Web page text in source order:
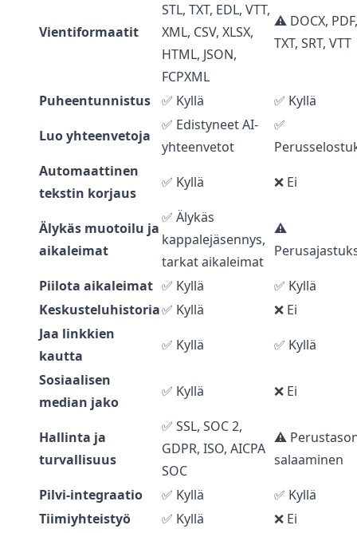
Vientiformaatit
STL, TXT, EDL, VTT,
XML, CSV, XLSX,
HTML, JSON,
FCPXML
⚠️ DOCX, PDF,
TXT, SRT, VTT
Puheentunnistus ✅ Kyllä
✅ Kyllä
Luo yhteenvetoja
✅ Edistyneet AI-
yhteenvetot
✅
Automaattinen
tekstin korjaus
✅ Kyllä ❌ Ei
Älykäs muotoilu ja
aikaleimat
✅ Älykäs
kappalejäsennys,
tarkat aikaleimat
⚠️
Piilota aikaleimat ✅ Kyllä
✅ Kyllä
Keskusteluhistoria✅ Kyllä
❌ Ei
Jaa linkkien
kautta
✅ Kyllä
✅ Kyllä
Sosiaalisen
median jako
✅ Kyllä ❌ Ei
Hallinta ja
turvallisuus
✅ SSL, SOC 2,
GDPR, ISO, AICPA
SOC
⚠️
salaaminen
Pilvi-integraatio
✅ Kyllä
✅ Kyllä
Tiimiyhteistyö
✅ Kyllä
❌ Ei